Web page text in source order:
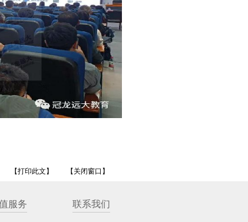
【打印此文】 【关闭窗口】
服务 联系我们